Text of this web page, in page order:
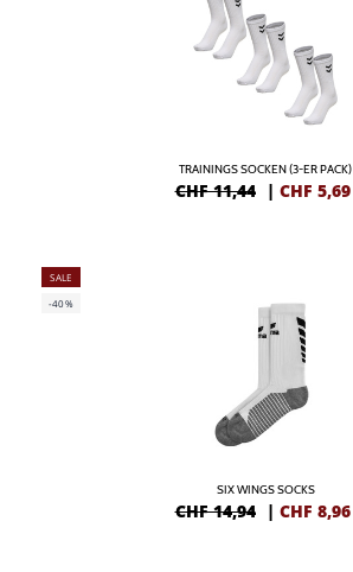
TRAININGS SOCKEN (3-ER PACK)
CHF 11,44 | CHF 5,69
SALE
-40%
SIX WINGS SOCKS
CHF 14,94 | CHF 8,96